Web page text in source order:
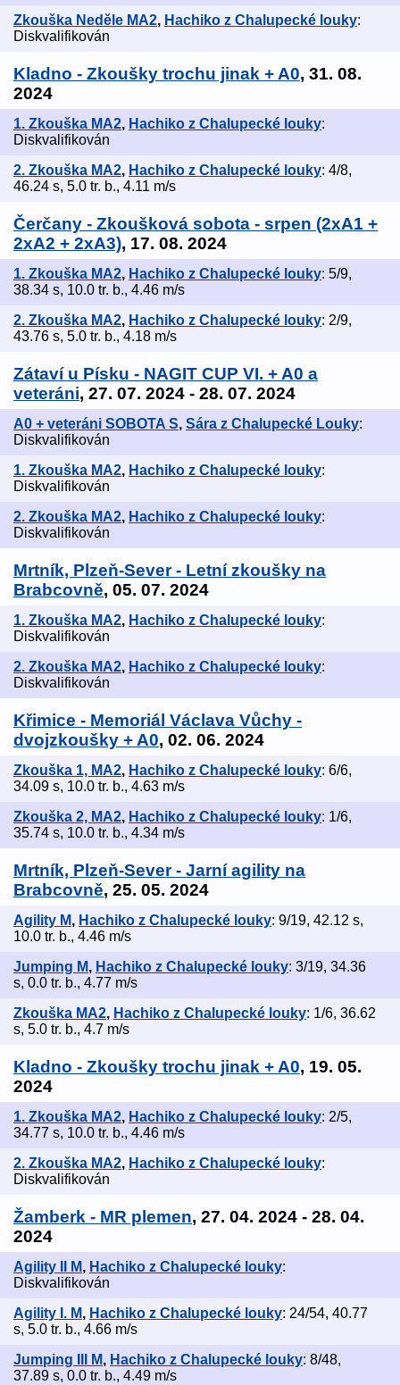
Zkouška Neděle MA2, Hachiko z Chalupecké louky:
Diskvalifikován
Kladno - Zkoušky trochu jinak + A0, 31. 08.
2024
1. Zkouška MA2, Hachiko z Chalupecké louky:
Diskvalifikován
2. Zkouška MA2, Hachiko z Chalupecké louky: 4/8,
46.24 s, 5.0 tr. b., 4.11 m/s
Čerčany - Zkoušková sobota - srpen (2xA1 +
2xA2 + 2xA3), 17. 08. 2024
1. Zkouška MA2, Hachiko z Chalupecké louky: 5/9,
38.34 s, 10.0 tr. b., 4.46 m/s
2. Zkouška MA2, Hachiko z Chalupecké louky: 2/9,
43.76 s, 5.0 tr. b., 4.18 m/s
Zátaví u Písku - NAGIT CUP VI. + A0 a
veteráni, 27. 07. 2024 - 28. 07. 2024
A0 + veteráni SOBOTA S, Sára z Chalupecké Louky:
Diskvalifikován
1. Zkouška MA2, Hachiko z Chalupecké louky:
Diskvalifikován
2. Zkouška MA2, Hachiko z Chalupecké louky:
Diskvalifikován
Mrtník, Plzeň-Sever - Letní zkoušky na
Brabcovně, 05. 07. 2024
1. Zkouška MA2, Hachiko z Chalupecké louky:
Diskvalifikován
2. Zkouška MA2, Hachiko z Chalupecké louky:
Diskvalifikován
Křimice - Memoriál Václava Vůchy -
dvojzkoušky + A0, 02. 06. 2024
Zkouška 1, MA2, Hachiko z Chalupecké louky: 6/6,
34.09 s, 10.0 tr. b., 4.63 m/s
Zkouška 2, MA2, Hachiko z Chalupecké louky: 1/6,
35.74 s, 10.0 tr. b., 4.34 m/s
Mrtník, Plzeň-Sever - Jarní agility na
Brabcovně, 25. 05. 2024
Agility M, Hachiko z Chalupecké louky: 9/19, 42.12 s,
10.0 tr. b., 4.46 m/s
Jumping M, Hachiko z Chalupecké louky: 3/19, 34.36
s, 0.0 tr. b., 4.77 m/s
Zkouška MA2, Hachiko z Chalupecké louky: 1/6, 36.62
s, 5.0 tr. b., 4.7 m/s
Kladno - Zkoušky trochu jinak + A0, 19. 05.
2024
1. Zkouška MA2, Hachiko z Chalupecké louky: 2/5,
34.77 s, 10.0 tr. b., 4.46 m/s
2. Zkouška MA2, Hachiko z Chalupecké louky:
Diskvalifikován
Žamberk - MR plemen, 27. 04. 2024 - 28. 04.
2024
Agility II M, Hachiko z Chalupecké louky:
Diskvalifikován
Agility I. M, Hachiko z Chalupecké louky: 24/54, 40.77
s, 5.0 tr. b., 4.66 m/s
Jumping III M, Hachiko z Chalupecké louky: 8/48,
37.89 s, 0.0 tr. b., 4.49 m/s